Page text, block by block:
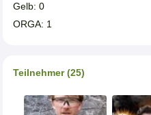
Gelb: 0
ORGA: 1
Teilnehmer (25)